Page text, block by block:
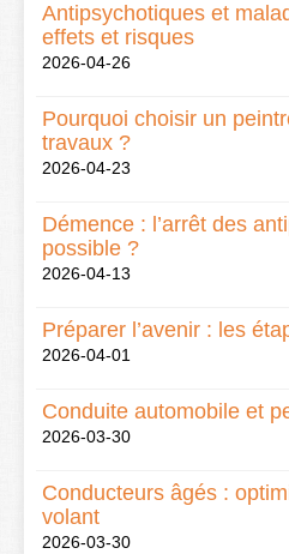
Antipsychotiques et
effets et risques
2026-04-26
Pourquoi choisir un
travaux ?
2026-04-23
Démence : l’arrêt des
possible ?
2026-04-13
Préparer l’avenir : les
2026-04-01
Conduite automobile et
2026-03-30
Conducteurs âgés :
volant
2026-03-30